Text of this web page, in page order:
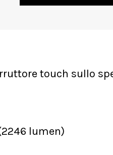
touch sullo
lumen)